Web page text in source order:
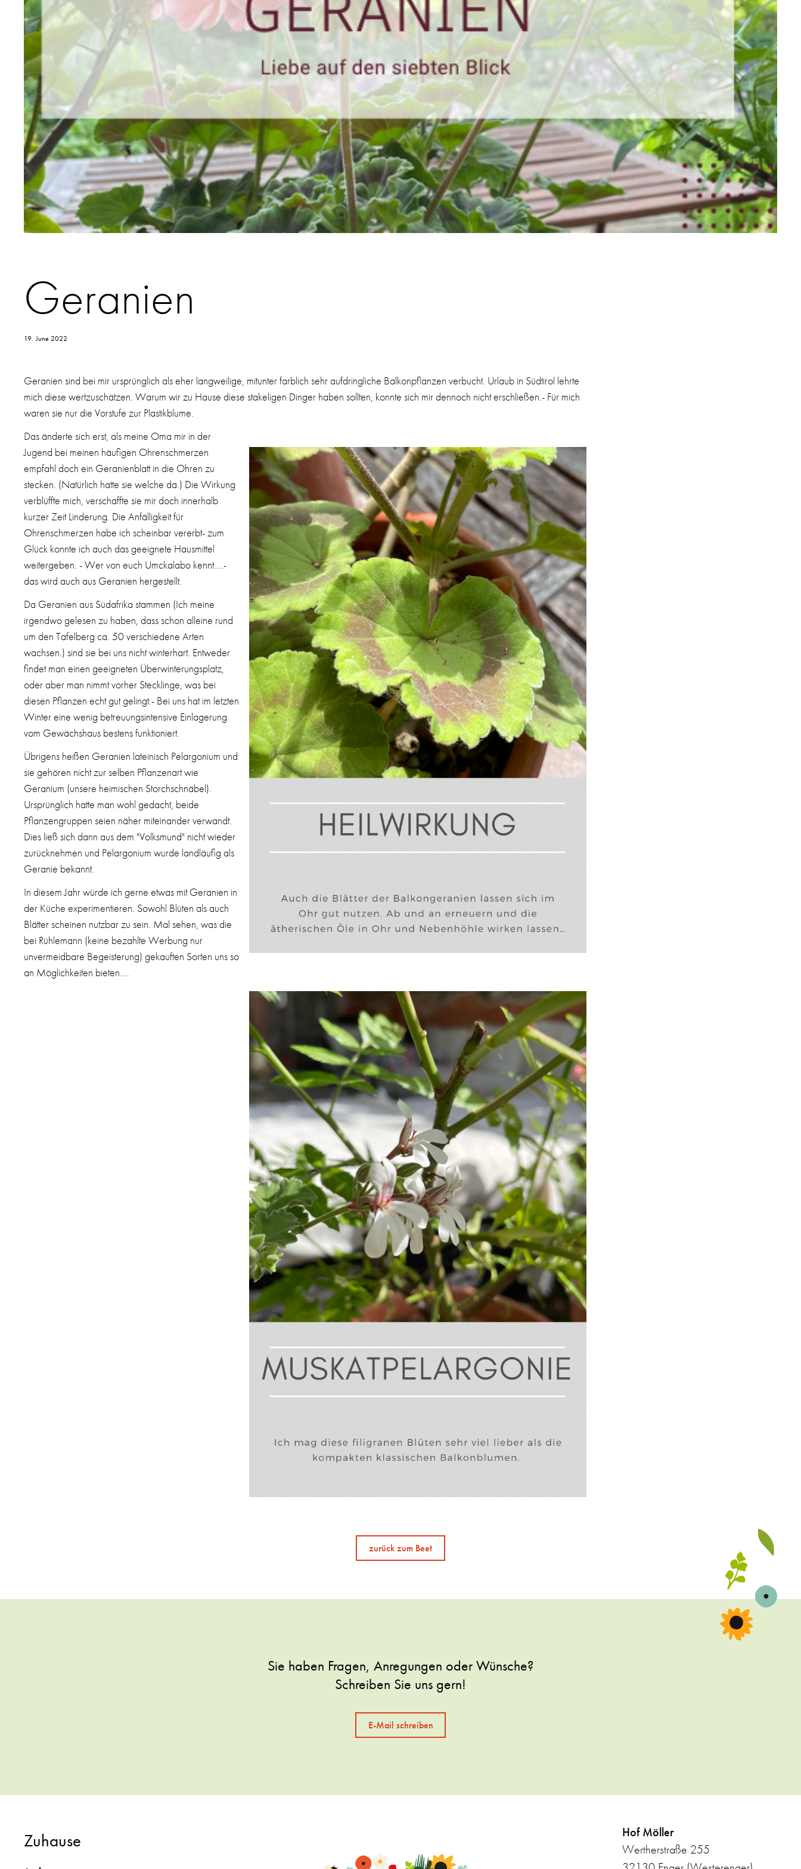
Geranien
19. June 2022
Geranien sind bei mir ursprünglich als eher langweilige, mitunter farblich sehr aufdringliche Balkonpflanzen verbucht. Urlaub in Südtirol lehrte
mich diese wertzuschätzen. Warum wir zu Hause diese stakeligen Dinger haben sollten, konnte sich mir dennoch nicht erschließen.- Für mich
waren sie nur die Vorstufe zur Plastikblume.
Das änderte sich erst, als meine Oma mir in der
Jugend bei meinen häufigen Ohrenschmerzen
empfahl doch ein Geranienblatt in die Ohren zu
stecken. (Natürlich hatte sie welche da.) Die Wirkung
verblüffte mich, verschaffte sie mir doch innerhalb
kurzer Zeit Linderung. Die Anfälligkeit für
Ohrenschmerzen habe ich scheinbar vererbt- zum
Glück konnte ich auch das geeignete Hausmittel
weitergeben. - Wer von euch Umckalabo kennt....-
das wird auch aus Geranien hergestellt.
Da Geranien aus Südafrika stammen (Ich meine
irgendwo gelesen zu haben, dass schon alleine rund
um den Tafelberg ca. 50 verschiedene Arten
wachsen.) sind sie bei uns nicht winterhart. Entweder
findet man einen geeigneten Überwinterungsplatz,
oder aber man nimmt vorher Stecklinge, was bei
diesen Pflanzen echt gut gelingt.- Bei uns hat im letzten
Winter eine wenig betreuungsintensive Einlagerung
vom Gewächshaus bestens funktioniert.
Übrigens heißen Geranien lateinisch Pelargonium und
sie gehören nicht zur selben Pflanzenart wie
Geranium (unsere heimischen Storchschnäbel).
Ursprünglich hatte man wohl gedacht, beide
Pflanzengruppen seien näher miteinander verwandt.
Dies ließ sich dann aus dem "Volksmund" nicht wieder
zurücknehmen und Pelargonium wurde landläufig als
Geranie bekannt.
In diesem Jahr würde ich gerne etwas mit Geranien in
der Küche experimentieren. Sowohl Blüten als auch
Blätter scheinen nutzbar zu sein. Mal sehen, was die
bei Rühlemann (keine bezahlte Werbung nur
unvermeidbare Begeisterung) gekauften Sorten uns so
an Möglichkeiten bieten....
zurück zum Beet
Sie haben Fragen, Anregungen oder Wünsche?
Schreiben Sie uns gern!
E-Mail schreiben
Zuhause
Hof Möller
Wertherstraße 255